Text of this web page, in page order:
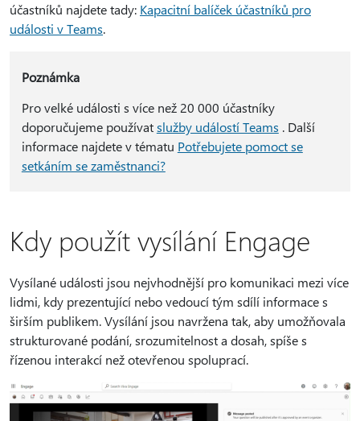
účastníků najdete tady: Kapacitní balíček účastníků pro
události v Teams.
Poznámka
Pro velké události s více než 20 000 účastníky
doporučujeme používatslužby událostí Teams . Další
informace najdete v tématu Potřebujete pomoct se
setkáním se zaměstnanci?
Kdy použít vysílání Engage
Vysílané události jsou nejvhodnější pro komunikaci mezi více
lidmi, kdy prezentující nebo vedoucí tým sdílí informace s
širším publikem. Vysílání jsou navržena tak, aby umožňovala
strukturované podání, srozumitelnost a dosah, spíše s
řízenou interakcí než otevřenou spoluprací.